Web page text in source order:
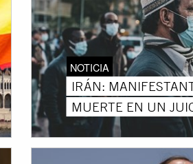
NOTICIA
IRÁN:
MUERTE EN UN